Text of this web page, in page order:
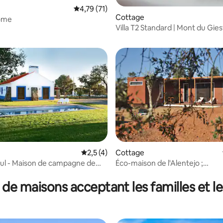
Évaluation moyenne sur la base de 71
4,79 (71)
Cottage
Villa T2 Standard | Mont du
sur la base de 14 commentaires : 5 sur 5Évaluation moyenne sur la base de 4
2,5 (4)
- Maison de campagne de
Cottage
Éco-maison de l'Alentejo ;
maisons acceptant les familles et